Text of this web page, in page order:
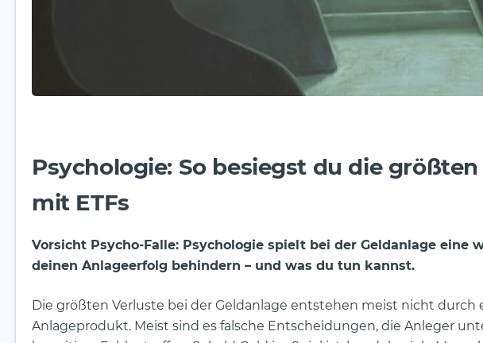
Psychologie: So besiegst du die
mit ETFs
Vorsicht Psycho-Falle: Psychologie spielt bei der Geldanlage eine
deinen Anlageerfolg behindern – und was du tun kannst.
Die größten Verluste bei der Geldanlage entstehen meist nicht durch
Anlageprodukt. Meist sind es falsche Entscheidungen, die Anleger